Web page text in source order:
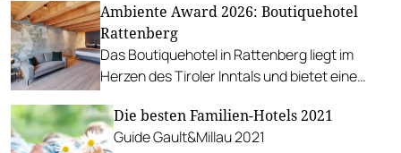
Ambiente Award 2026: Boutiquehotel
Rattenberg
Das Boutiquehotel in Rattenberg liegt im
Herzen des Tiroler Inntals und bietet eine
charmantesten alten Städte Österreichs.
Die besten Familien-Hotels 2021
Guide Gault&Millau 2021